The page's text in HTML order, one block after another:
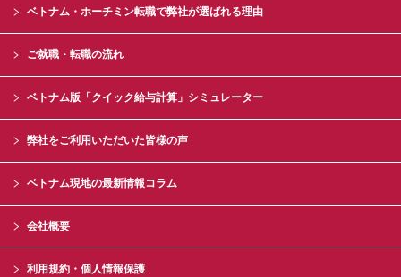
ベトナム・ホーチミン転職で弊社が選ばれる理由
ご就職・転職の流れ
ベトナム版「クイック給与計算」シミュレーター
弊社をご利用いただいた皆様の声
ベトナム現地の最新情報コラム
会社概要
利用規約・個人情報保護